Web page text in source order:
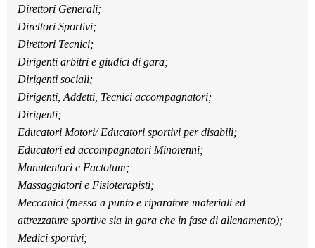
Direttori Generali;
Direttori Sportivi;
Direttori Tecnici;
Dirigenti arbitri e giudici di gara;
Dirigenti sociali;
Dirigenti, Addetti, Tecnici accompagnatori;
Dirigenti;
Educatori Motori/ Educatori sportivi per disabili;
Educatori ed accompagnatori Minorenni;
Manutentori e Factotum;
Massaggiatori e Fisioterapisti;
Meccanici (messa a punto e riparatore materiali ed
attrezzature sportive sia in gara che in fase di allenamento);
Medici sportivi;